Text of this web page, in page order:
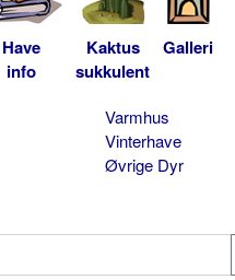
Have
info
Kaktus
sukkulent
Galleri
Varmhus
Vinterhave
Øvrige Dyr